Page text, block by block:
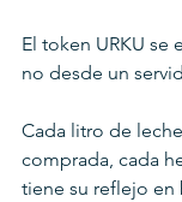
El token URKU se
no desde un
Cada litro de
comprada, cada
tiene su reflejo en